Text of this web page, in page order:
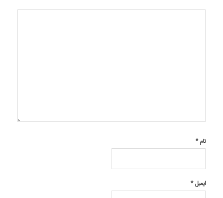
نام*
ایمیل*